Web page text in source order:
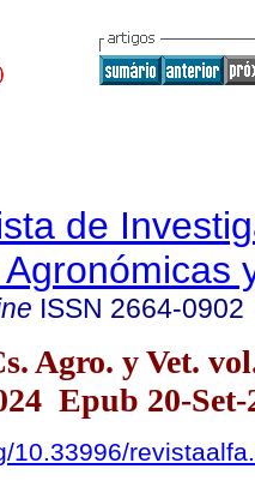
de
ISSN 2664-0902
Agro. y Vet.
Epub 20-Set-
10.33996/